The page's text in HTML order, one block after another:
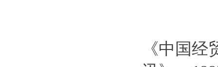
《中国